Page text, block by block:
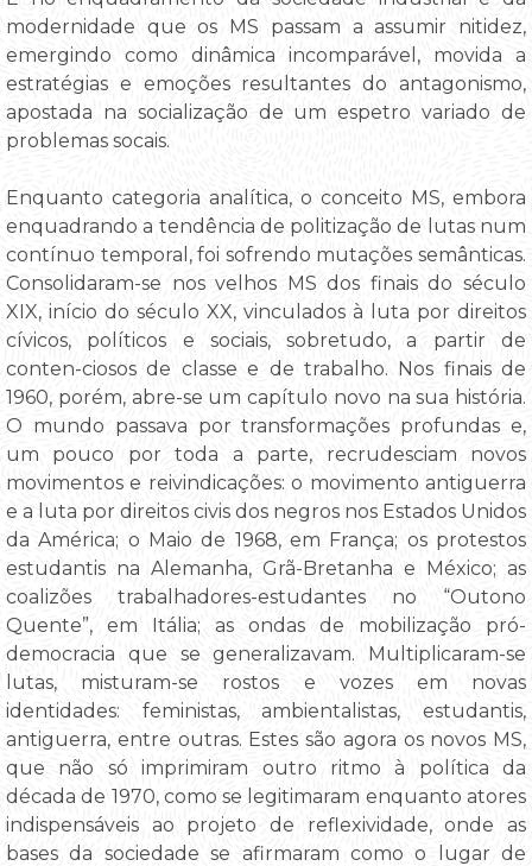
modernidade que os MS passam a assumir nitidez,
emergindo como dinâmica incomparável, movida a
estratégias e emoções resultantes do antagonismo,
apostada na socialização de um espetro variado de
problemas socais.
Enquanto categoria analítica, o conceito MS, embora
enquadrando a tendência de politização de lutas num
contínuo temporal, foi sofrendo mutações semânticas.
Consolidaram-se nos velhos MS dos finais do século
XIX, início do século XX, vinculados à luta por direitos
cívicos, políticos e sociais, sobretudo, a partir de
conten-ciosos de classe e de trabalho. Nos finais de
1960, porém, abre-se um capítulo novo na sua história.
O mundo passava por transformações profundas e,
um pouco por toda a parte, recrudesciam novos
movimentos e reivindicações: o movimento antiguerra
e a luta por direitos civis dos negros nos Estados Unidos
da América; o Maio de 1968, em França; os protestos
estudantis na Alemanha, Grã-Bretanha e México; as
coalizões trabalhadores-estudantes no “Outono
Quente”, em Itália; as ondas de mobilização pró-
democracia que se generalizavam. Multiplicaram-se
lutas, misturam-se rostos e vozes em novas
identidades: feministas, ambientalistas, estudantis,
antiguerra, entre outras. Estes são agora os novos MS,
que não só imprimiram outro ritmo à política da
década de 1970, como se legitimaram enquanto atores
indispensáveis ao projeto de reflexividade, onde as
bases da sociedade se afirmaram como o lugar de